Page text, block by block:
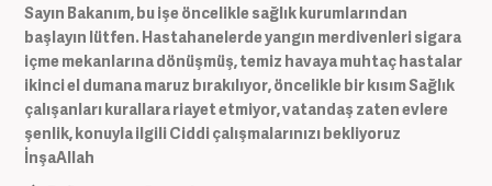
Sayın Bakanım, bu işe öncelikle sağlık kurumlarından
başlayın lütfen. Hastahanelerde yangın merdivenleri sigara
içme mekanlarına dönüşmüş, temiz havaya muhtaç hastalar
ikinci el dumana maruz bırakılıyor, öncelikle bir kısım Sağlık
çalışanları kurallara riayet etmiyor, vatandaş zaten evlere
şenlik, konuyla ilgili Ciddi çalışmalarınızı bekliyoruz
İnşaAllah